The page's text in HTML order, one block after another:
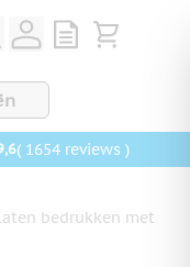
View quote,
Bekijk
( 1654 reviews )
bedrukken met